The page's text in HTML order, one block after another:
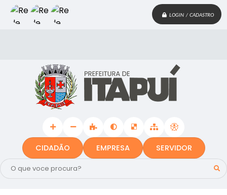
LOGIN / CADASTRO
CIDADÃO EMPRESA SERVIDOR